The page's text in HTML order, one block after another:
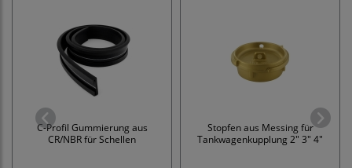
C-Profil Gummierung aus
CR/NBR für Schellen
Stopfen aus Messing für
Tankwagenkupplung 2" 3" 4"